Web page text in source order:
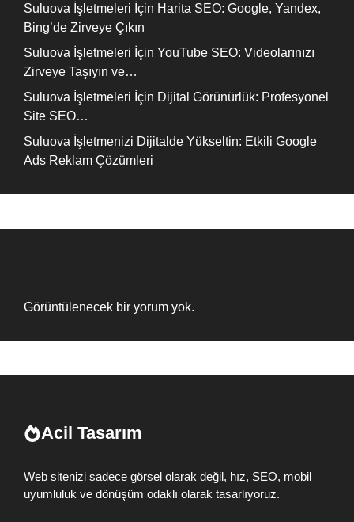
Suluova İşletmeleri İçin Harita SEO: Google, Yandex,
Bing’de Zirveye Çıkın
Suluova İşletmeleri İçin YouTube SEO: Videolarınızı
Zirveye Taşıyın ve…
Suluova İşletmeleri İçin Dijital Görünürlük: Profesyonel
Site SEO…
Suluova İşletmenizi Dijitalde Yükseltin: Etkili Google
Ads Reklam Çözümleri
Görüntülenecek bir yorum yok.
Acil Tasarım
Web sitenizi sadece görsel olarak değil, hız, SEO, mobil
uyumluluk ve dönüşüm odaklı olarak tasarlıyoruz.